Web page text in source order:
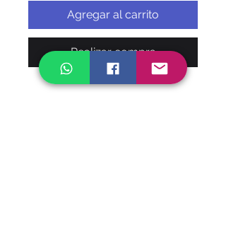
Agregar al carrito
Realizar compra